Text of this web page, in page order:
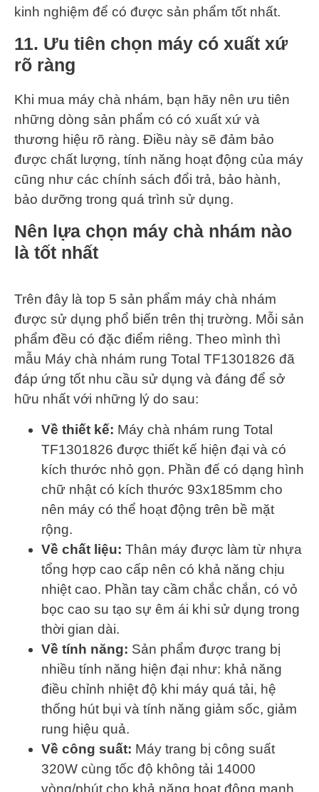
kinh nghiệm để có được sản phẩm tốt nhất.
11. Ưu tiên chọn máy có xuất xứ
rõ ràng
Khi mua máy chà nhám, bạn hãy nên ưu tiên
những dòng sản phẩm có có xuất xứ và
thương hiệu rõ ràng. Điều này sẽ đảm bảo
được chất lượng, tính năng hoạt động của máy
cũng như các chính sách đổi trả, bảo hành,
bảo dưỡng trong quá trình sử dụng.
Nên lựa chọn máy chà nhám nào
là tốt nhất
Trên đây là top 5 sản phẩm máy chà nhám
được sử dụng phổ biến trên thị trường. Mỗi sản
phẩm đều có đặc điểm riêng. Theo mình thì
mẫu Máy chà nhám rung Total TF1301826 đã
đáp ứng tốt nhu cầu sử dụng và đáng để sở
hữu nhất với những lý do sau:
Về thiết kế: Máy chà nhám rung Total
TF1301826 được thiết kế hiện đại và có
kích thước nhỏ gọn. Phần đế có dạng hình
chữ nhật có kích thước 93x185mm cho
nên máy có thể hoạt động trên bề mặt
rộng.
Về chất liệu: Thân máy được làm từ nhựa
tổng hợp cao cấp nên có khả năng chịu
nhiệt cao. Phần tay cầm chắc chắn, có vỏ
bọc cao su tạo sự êm ái khi sử dụng trong
thời gian dài.
Về tính năng: Sản phẩm được trang bị
nhiều tính năng hiện đại như: khả năng
điều chỉnh nhiệt độ khi máy quá tải, hệ
thống hút bụi và tính năng giảm sốc, giảm
rung hiệu quả.
Về công suất: Máy trang bị công suất
320W cùng tốc độ không tải 14000
vòng/phút cho khả năng hoạt động mạnh